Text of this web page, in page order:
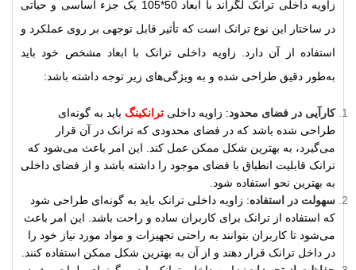
زاویه داخلی ترانک لگراند با ابعاد 50*105 یک جزء اساسی و حیاتی
در ساختار این نوع ترانک است که تأثیر قابل توجهی بر روی عملکرد و
استفاده از آن دارد. زاویه داخلی ترانک با ابعاد مشخص خود باید
به‌طور دقیق طراحی شده و به ویژگی‌های زیر توجه داشته باشد:
کارآیی در فضای محدود: زاویه داخلی ترانکینگ باید به گونه‌ای
طراحی شده باشد که در فضای محدودی که ترانک در آن قرار
می‌گیرد، به بهترین شکل ممکن عمل کند. این امر باعث می‌شود که
ترانک قابلیت انطباق با فضای موجود را داشته باشد و از فضای داخلی
به بهترین نحو استفاده شود.
سهولت در استفاده: زاویه داخلی ترانک باید به گونه‌ای طراحی شود
که استفاده از ترانک برای کاربران ساده و راحت باشد. این امر باعث
می‌شود تا کاربران بتوانند به راحتی تجهیزات و مواد مورد نیاز خود را
در داخل ترانک قرار دهند و از آن به بهترین شکل ممکن استفاده کنند.